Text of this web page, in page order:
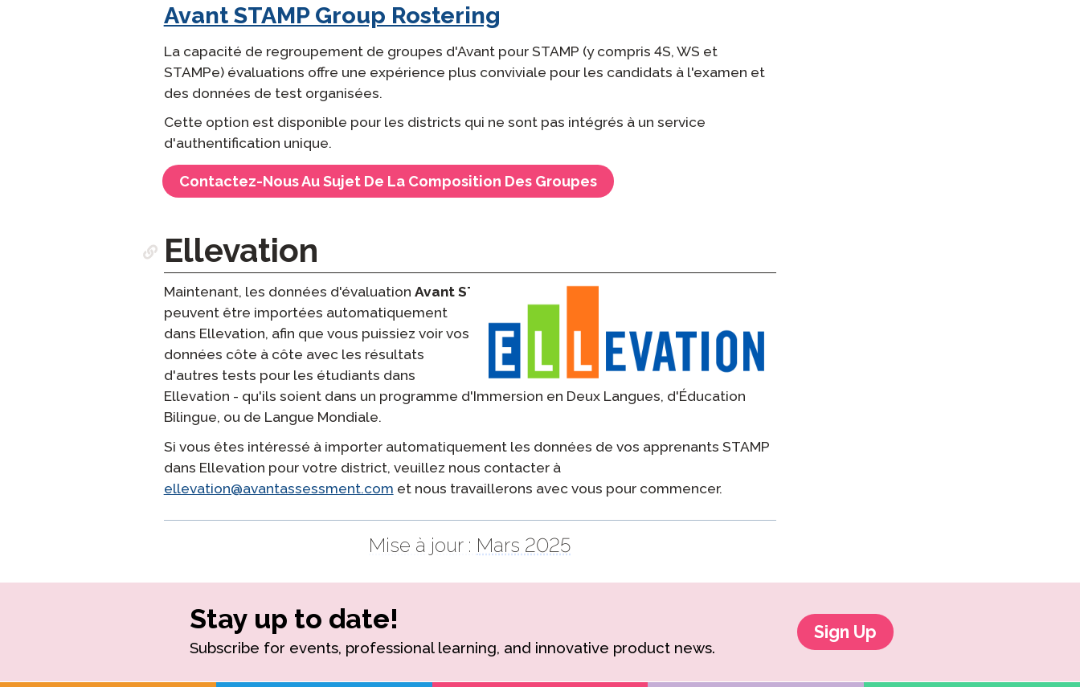
Avant STAMP Group Rostering
La capacité de regroupement de groupes d'Avant pour STAMP (y compris 4S, WS et
STAMPe) évaluations offre une expérience plus conviviale pour les candidats à l'examen et
des données de test organisées.
Cette option est disponible pour les districts qui ne sont pas intégrés à un service
d'authentification unique.
Contactez-Nous Au Sujet De La Composition Des Groupes
Ellevation
Maintenant, les données d'évaluation Avant STAMP
peuvent être importées automatiquement
dans Ellevation, afin que vous puissiez voir vos
données côte à côte avec les résultats
d'autres tests pour les étudiants dans
Ellevation - qu'ils soient dans un programme d'Immersion en Deux Langues, d'Éducation
Bilingue, ou de Langue Mondiale.
Si vous êtes intéressé à importer automatiquement les données de vos apprenants STAMP
dans Ellevation pour votre district, veuillez nous contacter à
ellevation@avantassessment.com et nous travaillerons avec vous pour commencer.
Mise à jour : Mars 2025
Stay up to date!
Subscribe for events, professional learning, and innovative product news.
Sign Up